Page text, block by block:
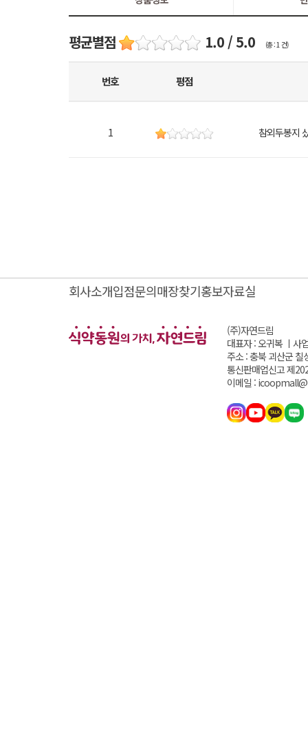
평균별점 1.0 / 5.0 (총 : 1 건)
번호 평점
1 참외두봉지
회사소개입점문의매장찾기홍보자료실
(주)자연드림
대표자 : 오귀복 ㅣ 사
주소 : 충북 괴산군 칠
통신판매업신고 제
이메일 :